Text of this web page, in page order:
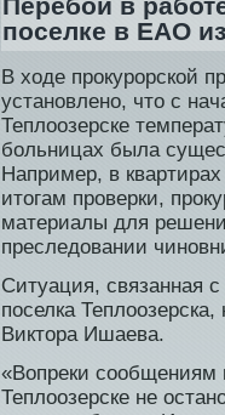
поселке в ЕАО
В ходе прокурорской
установлено, что с
Теплоозерске
больницах была
Например, в
итогам проверки,
материалы для
преследовании
Ситуация, связанная
поселка
Виктора Ишаева.
«Вопреки сообщениям
Теплоозерске не